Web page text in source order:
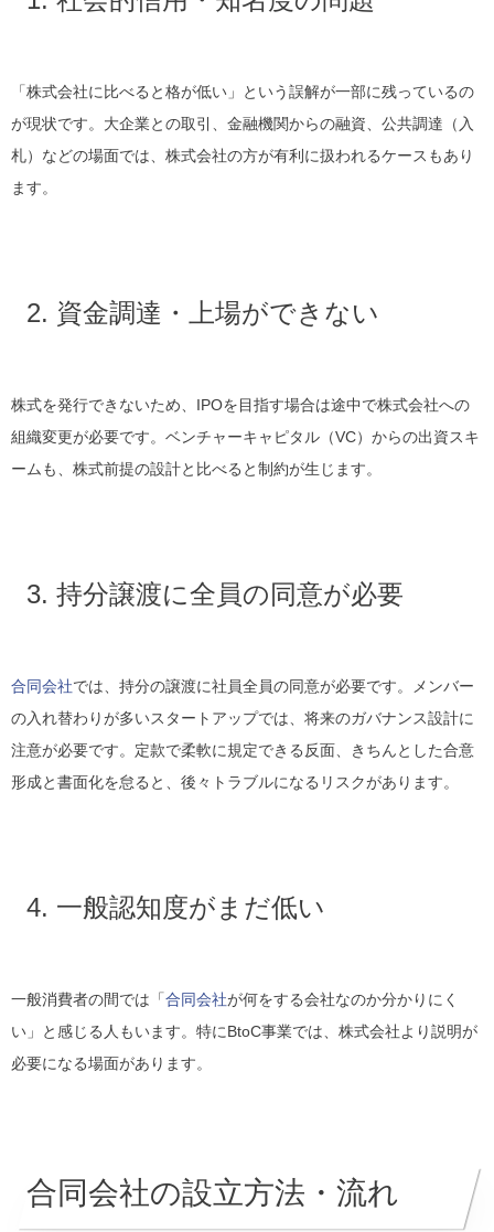
「株式会社に比べると格が低い」という誤解が一部に残っているの
が現状です。大企業との取引、金融機関からの融資、公共調達（入
札）などの場面では、株式会社の方が有利に扱われるケースもあり
ます。
2. 資金調達・上場ができない
株式を発行できないため、IPOを目指す場合は途中で株式会社への
組織変更が必要です。ベンチャーキャピタル（VC）からの出資スキ
ームも、株式前提の設計と比べると制約が生じます。
3. 持分譲渡に全員の同意が必要
合同会社では、持分の譲渡に社員全員の同意が必要です。メンバー
の入れ替わりが多いスタートアップでは、将来のガバナンス設計に
注意が必要です。定款で柔軟に規定できる反面、きちんとした合意
形成と書面化を怠ると、後々トラブルになるリスクがあります。
4. 一般認知度がまだ低い
一般消費者の間では「合同会社が何をする会社なのか分かりにく
い」と感じる人もいます。特にBtoC事業では、株式会社より説明が
必要になる場面があります。
合同会社の設立方法・流れ